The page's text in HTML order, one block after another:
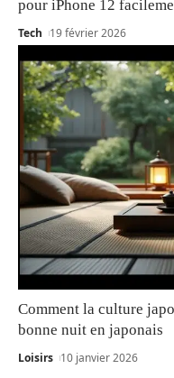
pour iPhone 12
Tech 19 février 2026
Comment la culture
bonne nuit en japonais
Loisirs 10 janvier 2026